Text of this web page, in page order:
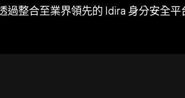
過整合至業界領先的 Idira 身分安全